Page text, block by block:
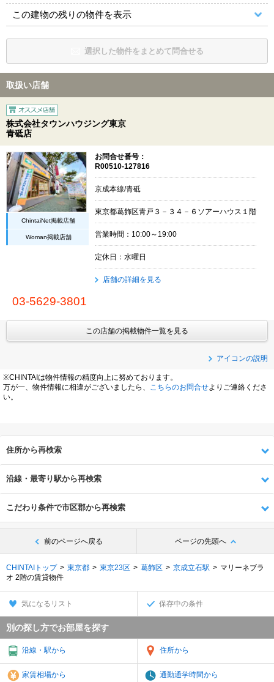
この建物の残りの物件を表示
選択した物件をまとめて問合せる
取扱い店舗
株式会社タウンハウジング東京
青砥店
ChintaiNet掲載店舗
Woman掲載店舗
お問合せ番号：
R00510-127816
京成本線/青砥
東京都葛飾区青戸３－３４－６ソアーハウス１階
営業時間：10:00～19:00
定休日：水曜日
店舗の詳細を見る
03-5629-3801
この店舗の掲載物件一覧を見る
アイコンの説明
※CHINTAIは物件情報の精度向上に努めております。
万が一、物件情報に相違がございましたら、
こちらのお問合せよりご連絡くださ
い。
住所から再検索
沿線・最寄り駅から再検索
こだわり条件で市区郡から再検索
前のページへ戻る ページの先頭へ
CHINTAIトップ 東京都 東京23区 葛飾区 京成立石駅
マリーネブラ
オ 2階の賃貸物件
気になるリスト 保存中の条件
別の探し方でお部屋を探す
沿線・駅から 住所から
家賃相場から 通勤通学時間から